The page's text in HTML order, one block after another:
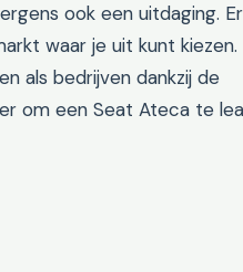
ook een uitdaging.
waar je uit kunt kiezen.
als bedrijven dankzij de
om een Seat Ateca te